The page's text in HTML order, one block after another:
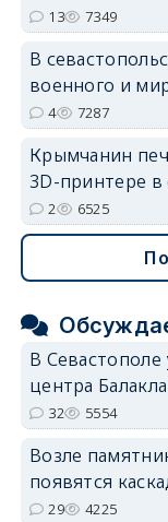
13 7349
В
военного и
4 7287
Крымчанин
3D-принтере в
2 6525
В
центра
32 5554
Возле
появятся
29 4225